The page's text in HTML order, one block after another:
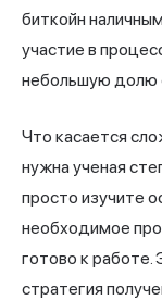
биткойн
участие в
небольшую долю
Что касается
нужна ученая
просто изучите
необходимое
готово к работе.
стратегия